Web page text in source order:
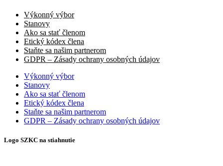
Výkonný výbor
Stanovy
Ako sa stať členom
Etický kódex člena
Staňte sa našim partnerom
GDPR – Zásady ochrany osobných údajov
Výkonný výbor
Stanovy
Ako sa stať členom
Etický kódex člena
Staňte sa našim partnerom
GDPR – Zásady ochrany osobných údajov
Logo SZKC na stiahnutie